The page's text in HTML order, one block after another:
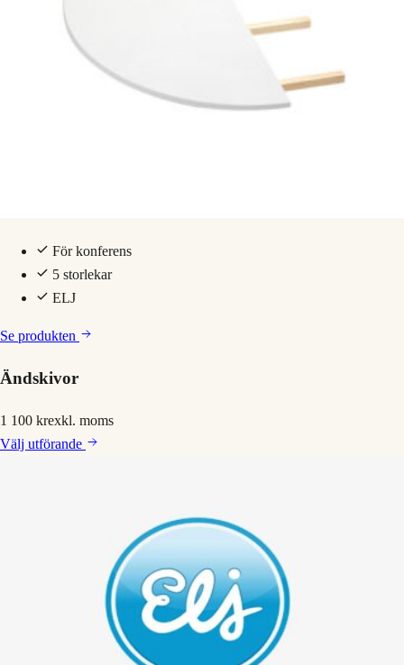
För konferens
5 storlekar
ELJ
Se produkten
Ändskivor
1 100 krexkl. moms
Välj utförande